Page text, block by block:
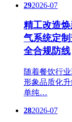
292026-07
精工改造
气系统定
全合规防线
随着餐饮行
形象品质化
单纯…
282026-07